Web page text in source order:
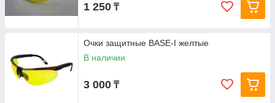
1 250 ₸
Очки защитные BASE-I желтые
В наличии
3 000 ₸